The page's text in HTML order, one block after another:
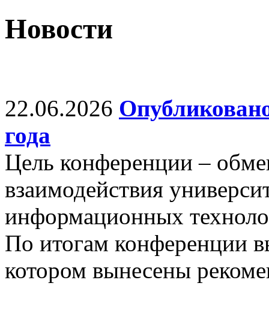
Новости
22.06.2026
года
Цель конференции –
взаимодействия
информационных
По итогам конференции
котором вынесены